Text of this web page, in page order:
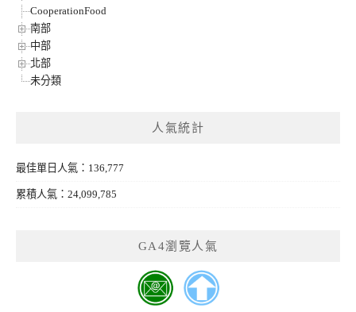
CooperationFood
南部
中部
北部
未分類
人氣統計
最佳單日人氣：136,777
累積人氣：24,099,785
GA4瀏覽人氣